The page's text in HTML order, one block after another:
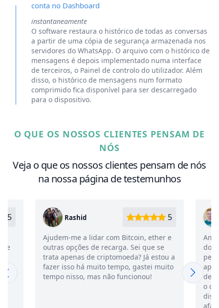
conta no Dashboard
instantaneamente
O software restaura o histórico de todas as conversas
a partir de uma cópia de segurança armazenada nos
servidores do WhatsApp. O arquivo com o histórico de
mensagens é depois implementado numa interface
de terceiros, o Painel de controlo do utilizador. Além
disso, o histórico de mensagens num formato
comprimido fica disponível para ser descarregado
para o dispositivo.
O QUE OS NOSSOS CLIENTES PENSAM DE
NÓS
Veja o que os nossos clientes pensam de nós
na nossa página de testemunhos
que se
Já estou a
muito
Amigos, antes de seguirem o WhatsApp
do vosso marido ou da vossa mulher,
pensem se precisam mesmo disso. A
aplicação funciona, acho que vou
demorar algum tempo a esquecer tudo